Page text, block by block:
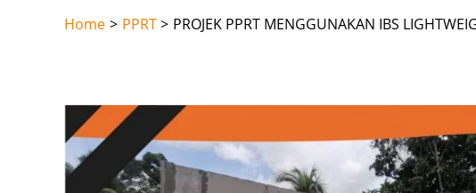
Home PPRT PROJEK PPRT MENGGUNAKAN IBS
Post
navigation